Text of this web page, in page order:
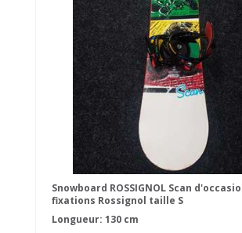
Snowboard ROSSIGNOL Scan
fixations Rossignol taille S
Longueur: 130 cm